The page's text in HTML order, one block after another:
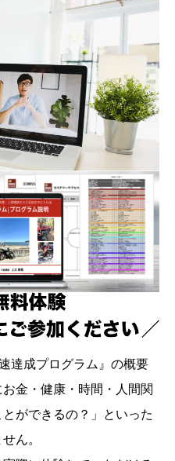
達成プログラム』の概要
金・健康・時間・人間関
ができるの？」といった
ん。